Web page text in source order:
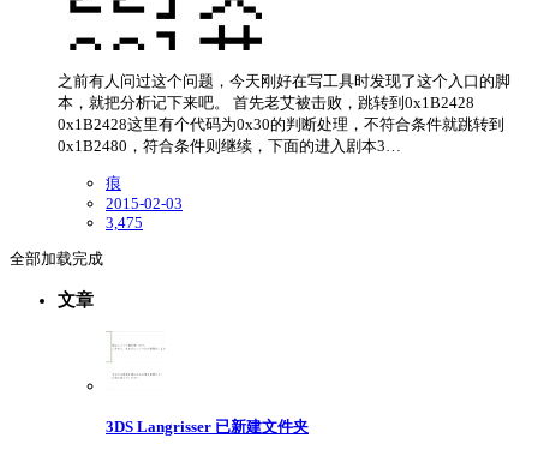
之前有人问过这个问题，今天刚好在写工具时发现了这个入口的脚
本，就把分析记下来吧。 首先老艾被击败，跳转到0x1B2428
0x1B2428这里有个代码为0x30的判断处理，不符合条件就跳转到
0x1B2480，符合条件则继续，下面的进入剧本3…
痕
2015-02-03
3,475
全部加载完成
文章
3DS Langrisser 已新建文件夹